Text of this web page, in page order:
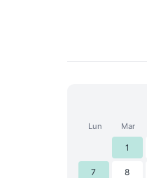
Lun Mar
1
7 8